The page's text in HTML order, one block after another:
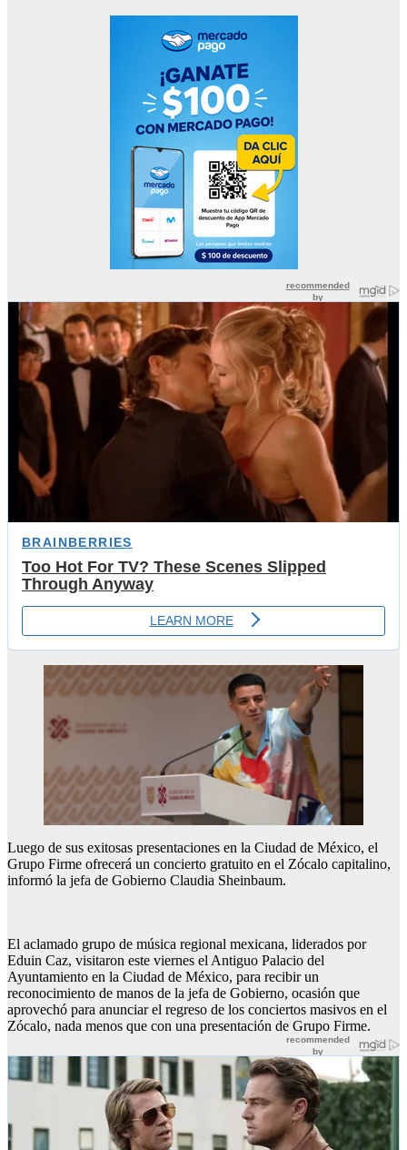
Luego de sus exitosas presentaciones en la Ciudad de México, el
Grupo Firme ofrecerá un concierto gratuito en el Zócalo capitalino,
informó la jefa de Gobierno Claudia Sheinbaum.
El aclamado grupo de música regional mexicana, liderados por
Eduin Caz, visitaron este viernes el Antiguo Palacio del
Ayuntamiento en la Ciudad de México, para recibir un
reconocimiento de manos de la jefa de Gobierno, ocasión que
aprovechó para anunciar el regreso de los conciertos masivos en el
Zócalo, nada menos que con una presentación de Grupo Firme.